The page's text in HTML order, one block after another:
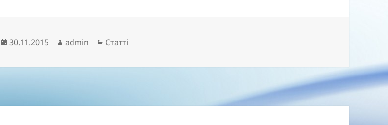
Опубліковано
30.11.2015 Автор
admin Категорії
Статті